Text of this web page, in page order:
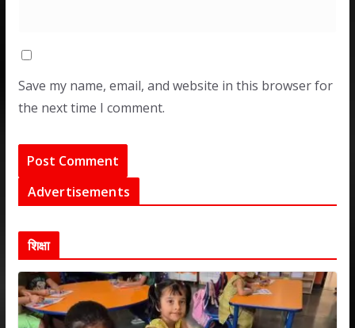
Save my name, email, and website in this browser for
the next time I comment.
Advertisements
शिक्षा